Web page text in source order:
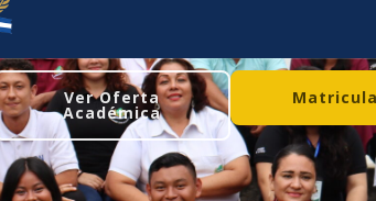
Ver Oferta
Académica